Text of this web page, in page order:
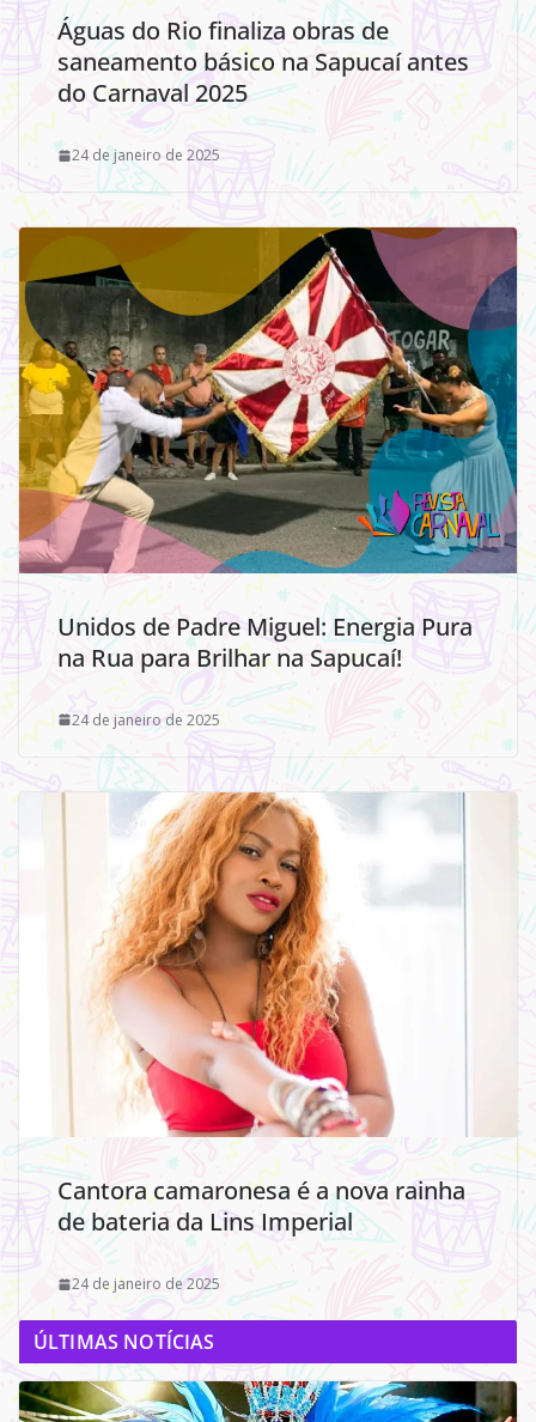
Águas do Rio finaliza obras de
saneamento básico na Sapucaí antes
do Carnaval 2025
24 de janeiro de 2025
Unidos de Padre Miguel: Energia Pura
na Rua para Brilhar na Sapucaí!
24 de janeiro de 2025
Cantora camaronesa é a nova rainha
de bateria da Lins Imperial
24 de janeiro de 2025
ÚLTIMAS NOTÍCIAS